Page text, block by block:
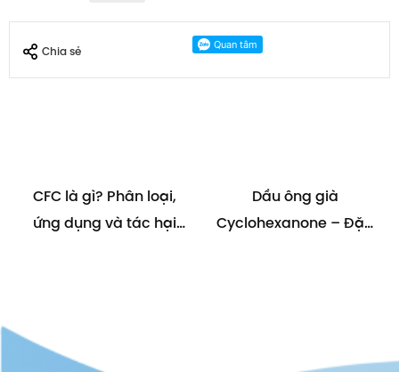
Chia sẻ
CFC là gì? Phân loại,
ứng dụng và tác hại
Dầu ông già
Cyclohexanone – Đặc